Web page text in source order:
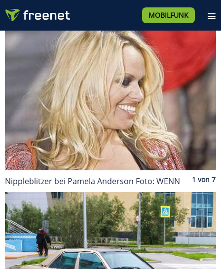
MOBILFUNK
Nippleblitzer bei Pamela Anderson Foto: WENN